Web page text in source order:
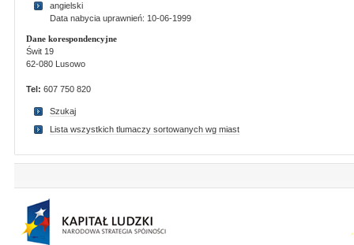
angielski
Data nabycia uprawnień: 10-06-1999
Dane korespondencyjne
Świt 19
62-080 Lusowo
Tel: 607 750 820
Szukaj
Lista wszystkich tlumaczy sortowanych wg miast